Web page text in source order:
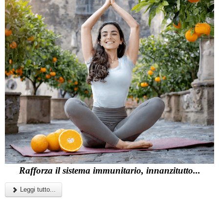
Rafforza il sistema immunitario, innanzitutto...
Leggi tutto...